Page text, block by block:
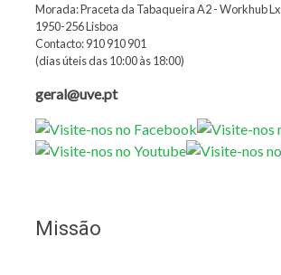
Morada: Praceta da Tabaqueira A2 - Workhub Lx
1950-256 Lisboa
Contacto: 910 910 901
(dias úteis das 10:00 às 18:00)
geral@uve.pt
Missão